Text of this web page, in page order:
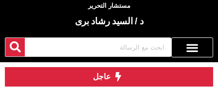
مستشار التحرير
د / السيد رشاد برى
عاجل